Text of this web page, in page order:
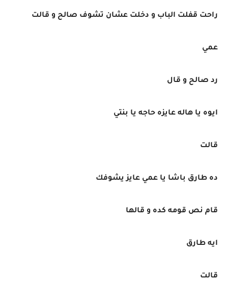
راحت قفلت الباب و دخلت عشان تشوف صالح و قالت
عمي
رد صالح و قال
ايوه يا هاله عايزه حاجه يا بنتي
قالت
ده طارق باشا يا عمي عايز يشوفك
قام نص قومه كده و قالها
ايه طارق
قالت